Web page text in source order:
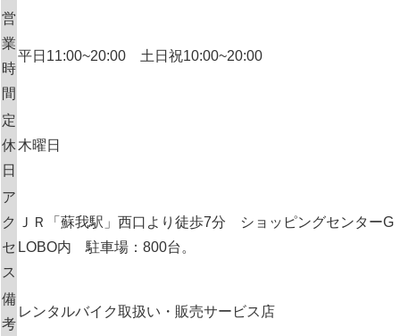
営
業
時
間
平日11:00~20:00 土日祝10:00~20:00
定
休
日
木曜日
ア
ク
セ
ス
ＪＲ「蘇我駅」西口より徒歩7分 ショッピングセンターG
LOBO内 駐車場：800台。
備
考
レンタルバイク取扱い・販売サービス店